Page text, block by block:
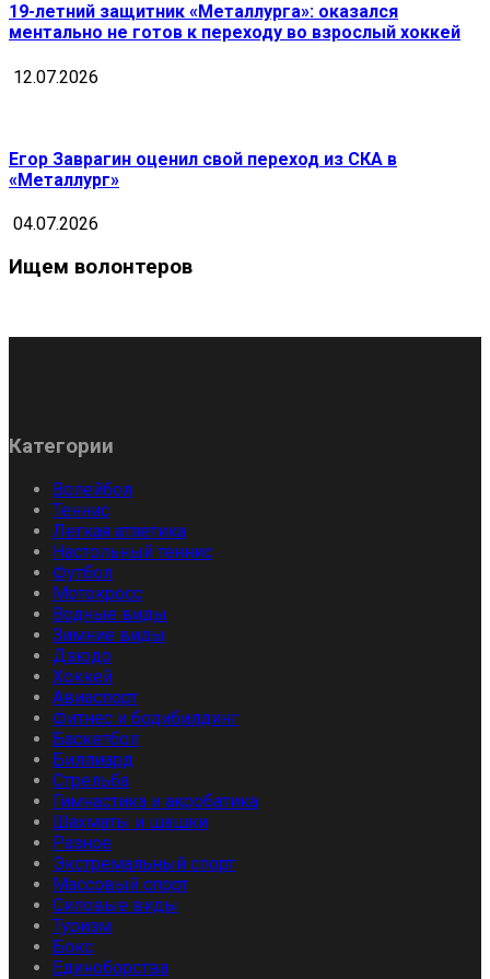
19-летний защитник «Металлурга»: оказался
ментально не готов к переходу во взрослый хоккей
12.07.2026
Егор Заврагин оценил свой переход из СКА в
«Металлург»
04.07.2026
Ищем волонтеров
Категории
Волейбол
Теннис
Легкая атлетика
Настольный теннис
Футбол
Мотокросс
Водные виды
Зимние виды
Дзюдо
Хоккей
Авиаспорт
Фитнес и бодибилдинг
Баскетбол
Биллиард
Стрельба
Гимнастика и акробатика
Шахматы и шашки
Разное
Экстремальный спорт
Массовый спорт
Силовые виды
Туризм
Бокс
Единоборства